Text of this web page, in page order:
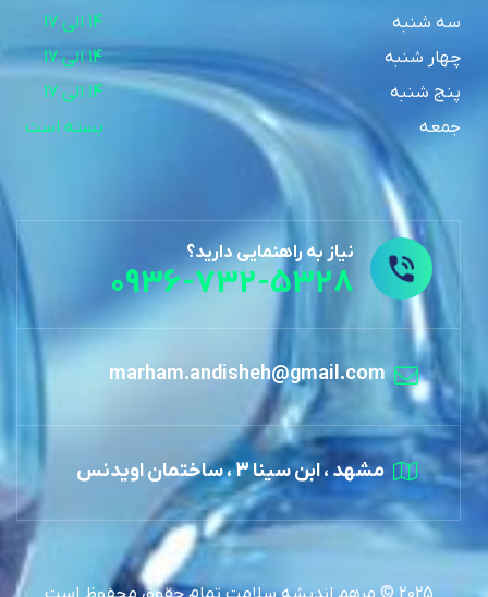
سه شنبه
چهار شنبه
14 الی 17
پنج شنبه
14 الی 17
جمعه
بسته است
نیاز به راهنمایی دارید؟
0936-732-5328
marham.andisheh@gmail.com
مشهد ، ابن سینا 3 ، ساختمان اویدنس